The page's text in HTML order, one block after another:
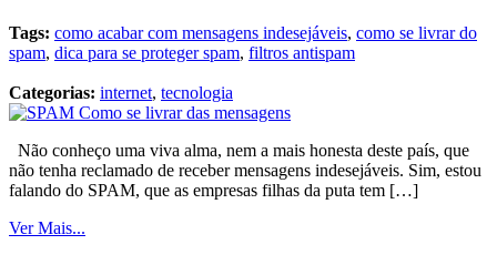
Tags: como acabar com mensagens indesejáveis, como se livrar do
spam, dica para se proteger spam, filtros antispam
Categorias: internet, tecnologia
Não conheço uma viva alma, nem a mais honesta deste país, que
não tenha reclamado de receber mensagens indesejáveis. Sim, estou
falando do SPAM, que as empresas filhas da puta tem […]
Ver Mais...